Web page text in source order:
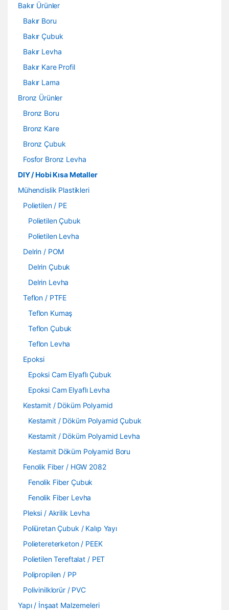
Bakır Ürünler
Bakır Boru
Bakır Çubuk
Bakır Levha
Bakır Kare Profil
Bakır Lama
Bronz Ürünler
Bronz Boru
Bronz Kare
Bronz Çubuk
Fosfor Bronz Levha
DIY / Hobi Kısa Metaller
Mühendislik Plastikleri
Polietilen / PE
Polietilen Çubuk
Polietilen Levha
Delrin / POM
Delrin Çubuk
Delrin Levha
Teflon / PTFE
Teflon Kumaş
Teflon Çubuk
Teflon Levha
Epoksi
Epoksi Cam Elyaflı Çubuk
Epoksi Cam Elyaflı Levha
Kestamit / Döküm Polyamid
Kestamit / Döküm Polyamid Çubuk
Kestamit / Döküm Polyamid Levha
Kestamit Döküm Polyamid Boru
Fenolik Fiber / HGW 2082
Fenolik Fiber Çubuk
Fenolik Fiber Levha
Pleksi / Akrilik Levha
Poliüretan Çubuk / Kalıp Yayı
Polietereterketon / PEEK
Polietilen Tereftalat / PET
Polipropilen / PP
Polivinilklorür / PVC
Yapı / İnşaat Malzemeleri